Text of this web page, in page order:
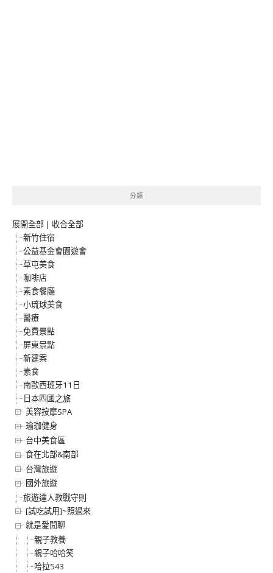
分類
展開全部 | 收合全部
新竹住宿
公益基金會園遊會
草屯美食
咖啡店
素食餐廳
小琉球美食
醫療
免費景點
屏東景點
新建案
素食
南歐西班牙11日
日本四國之旅
美容按摩SPA
瑜珈健身
台中美食區
食在北部&南部
台灣旅遊
國外旅遊
旅遊達人教戰守則
[試吃試用]~照過來
就是愛閒聊
親子教養
親子哈哈笑
哈拉543